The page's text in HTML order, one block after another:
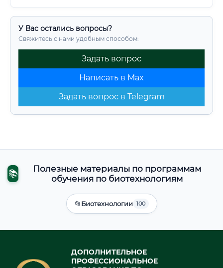
У Вас остались вопросы?
Свяжитесь с нами удобным способом:
Задать вопрос
Написать в Max
Задать вопрос в Telegram
📚
Полезные материалы по программам
обучения по биотехнологиям
📂Биотехнологии 100
ДОПОЛНИТЕЛЬНОЕ
ПРОФЕССИОНАЛЬНОЕ